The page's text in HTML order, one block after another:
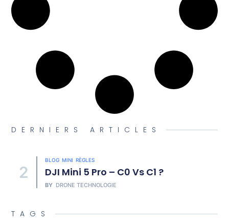
DERNIERS ARTICLES
2
BLOG MINI RÈGLES
DJI Mini 5 Pro – C0 Vs C1 ?
BY DRONE TECHNOLOGIE
TAGS